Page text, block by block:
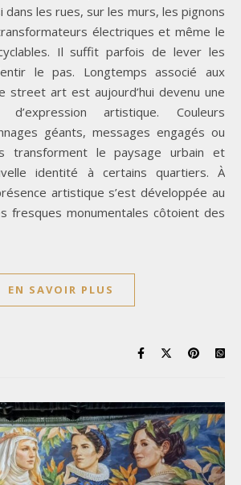
dans les rues, sur les murs, les pignons
électriques et même le
Il suffit parfois de lever les
le pas. Longtemps associé aux
street art est aujourd’hui devenu une
artistique. Couleurs
géants, messages engagés ou
transforment le paysage urbain et
identité à certains quartiers. À
artistique s’est développée au
fresques monumentales côtoient des
EN SAVOIR PLUS